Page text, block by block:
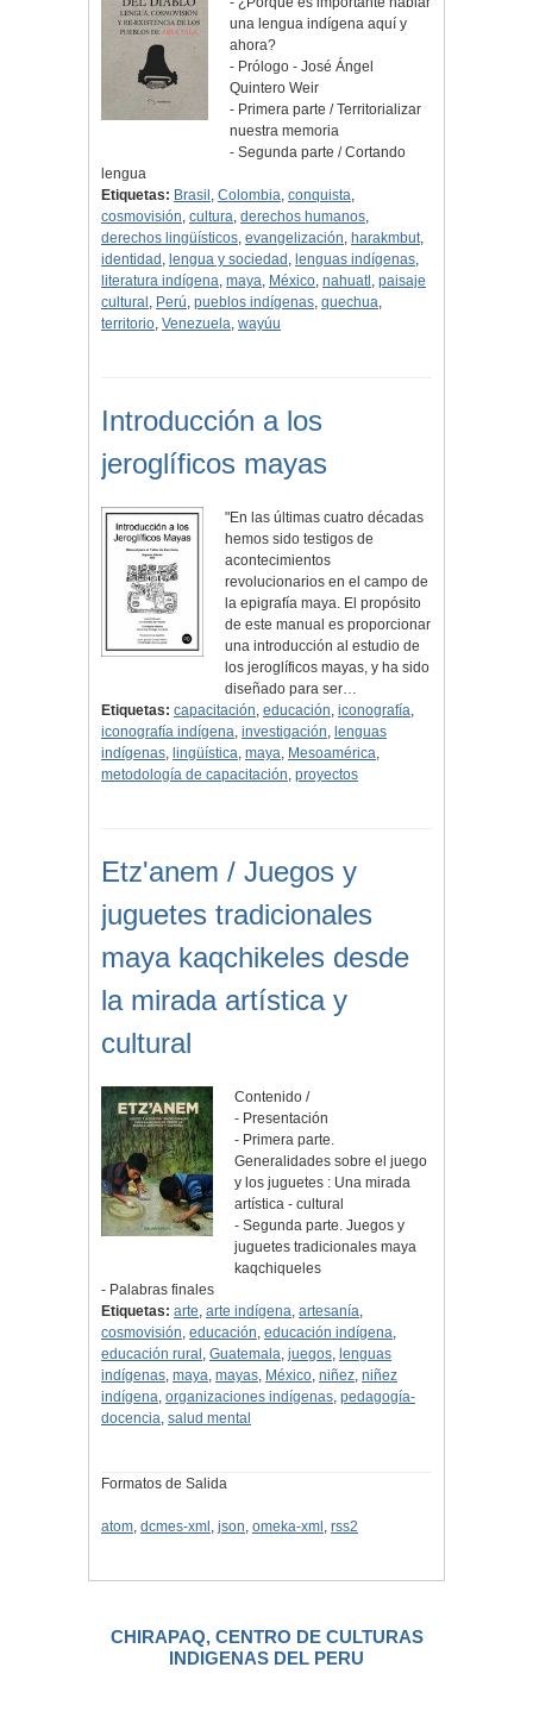
una lengua indígena aquí y
ahora?
- Prólogo - José Ángel
Quintero Weir
- Primera parte / Territorializar
nuestra memoria
- Segunda parte / Cortando
lengua
Etiquetas: Brasil , Colombia, conquista,
cosmovisión, cultura, derechos humanos,
derechos lingüísticos, evangelización, harakmbut,
identidad , lengua y sociedad , lenguas indígenas,
literatura indígena, maya, México, nahuatl , paisaje
cultural , Perú, pueblos indígenas, quechua,
territorio, Venezuela, wayúu
Introducción a los
jeroglíficos mayas
"En las últimas cuatro décadas
hemos sido testigos de
acontecimientos
revolucionarios en el campo de
la epigrafía maya. El propósito
de este manual es proporcionar
una introducción al estudio de
los jeroglíficos mayas, y ha sido
diseñado para ser…
Etiquetas: capacitación, educación, iconografía,
iconografía indígena, investigación, lenguas
indígenas, lingüística, maya, Mesoamérica,
metodología de capacitación, proyectos
Etz'anem / Juegos y
juguetes tradicionales
maya kaqchikeles desde
la mirada artística y
cultural
Contenido /
- Presentación
- Primera parte.
Generalidades sobre el juego
y los juguetes : Una mirada
artística - cultural
- Segunda parte. Juegos y
juguetes tradicionales maya
kaqchiqueles
- Palabras finales
Etiquetas: arte, arte indígena, artesanía,
cosmovisión, educación, educación indígena,
educación rural , Guatemala, juegos, lenguas
indígenas, maya, mayas, México, niñez, niñez
indígena, organizaciones indígenas, pedagogía-
docencia, salud mental
Formatos de Salida
atom, dcmes-xml , json, omeka-xml , rss2
CHIRAPAQ, CENTRO DE CULTURAS
INDIGENAS DEL PERU